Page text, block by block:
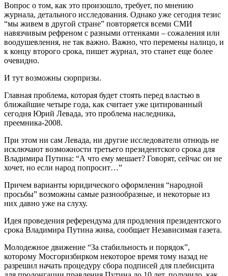
Вопрос о том, как это произошло, требует, по мнению
журнала, детального исследования. Однако уже сегодня тезис
“мы живем в другой стране” повторяется всеми СМИ
навязчивым рефреном с разными оттенками – сожаления или
воодушевления, не так важно. Важно, что перемены налицо, и
к концу второго срока, пишет журнал, это станет еще более
очевидно.
И тут возможны сюрпризы.
Главная проблема, которая будет стоять перед властью в
ближайшие четыре года, как считает уже цитированный
сегодня Юрий Левада, это проблема наследника,
преемника-2008.
При этом ни сам Левада, ни другие исследователи отнюдь не
исключают возможности третьего президентского срока для
Владимира Путина: “А что ему мешает? Говорят, сейчас он не
хочет, но если народ попросит…”
Причем варианты юридического оформления “народной
просьбы” возможны самые разнообразные, и некоторые из
них давно уже на слуху.
Идея проведения референдума для продления президентского
срока Владимира Путина жива, сообщает Независимая газета.
Молодежное движение “За стабильность и порядок”,
которому Мосгоризбирком некоторое время тому назад не
разрешил начать процедуру сбора подписей для плебисцита